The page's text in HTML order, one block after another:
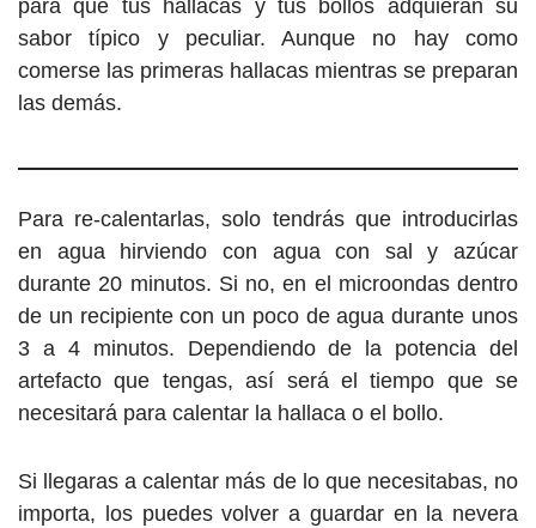
para que tus hallacas y tus bollos adquieran su
sabor típico y peculiar. Aunque no hay como
comerse las primeras hallacas mientras se preparan
las demás.
Para re-calentarlas, solo tendrás que introducirlas
en agua hirviendo con agua con sal y azúcar
durante 20 minutos. Si no, en el microondas dentro
de un recipiente con un poco de agua durante unos
3 a 4 minutos. Dependiendo de la potencia del
artefacto que tengas, así será el tiempo que se
necesitará para calentar la hallaca o el bollo.
Si llegaras a calentar más de lo que necesitabas, no
importa, los puedes volver a guardar en la nevera